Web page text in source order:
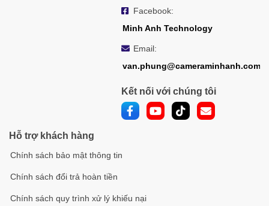
Facebook:
Minh Anh Technology
Email:
van.phung@cameraminhanh.com
Kết nối với chúng tôi
Hỗ trợ khách hàng
Chính sách bảo mật thông tin
Chính sách đổi trả hoàn tiền
Chính sách quy trình xử lý khiếu nại